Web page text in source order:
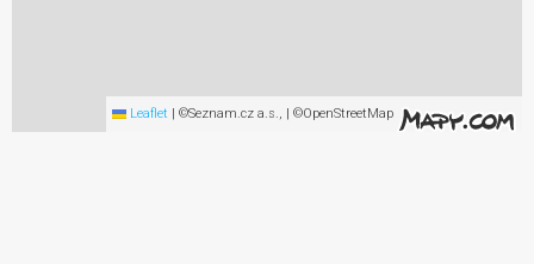
Leaflet | ©Seznam.cz a.s., | ©OpenStreetMap